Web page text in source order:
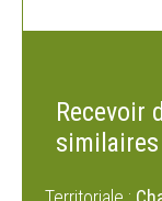
Recevoir
similaires